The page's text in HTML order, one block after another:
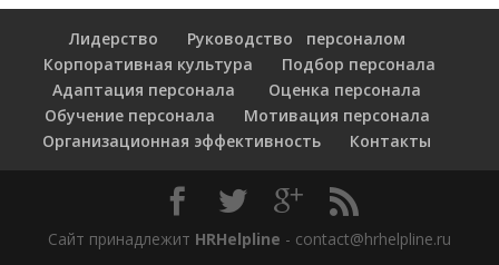
Лидерство
Руководство персоналом
Корпоративная культура
Подбор персонала
Адаптация персонала
Оценка персонала
Обучение персонала
Мотивация персонала
Организационная эффективность
Контакты
Сайт принадлежит HRHelpline - contact@hrhelpline.ru